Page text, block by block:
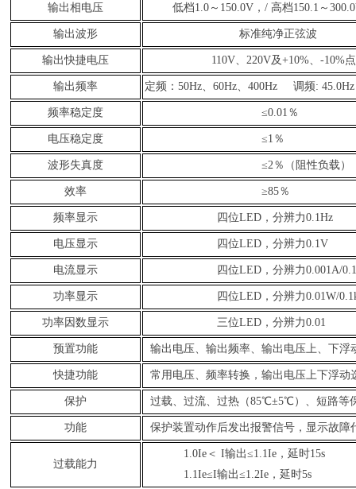
输出相 电压 低档1.0～150.0V，/ 高档150.1～
输出波形 标准纯净正弦波
输出快捷电压 110V、220V及+10%、-10%
输出频率 定频：50Hz、60Hz、400Hz 调频: 45.0Hz
频率稳定度 ≤0.01％
电压稳定度 ≤1％
波形失真度 ≤2％（阻性负载）
效率 ≥85％
频率显示 四位LED，分辨力0.1Hz
电压显示 四位LED，分辨力0.1V
电流显示 四位LED，分辨力0.001A/
功率显示 四位LED，分辨力0.01W/
功率因数显示 三位LED，分辨力0.01
预置功能 输出电压、输出频率、输出电压上、下浮
快捷功能 常用电压、频率转换，输出电压上下浮动
保护 过载、过流、过热（85℃±5℃）、短路等
功能 保护装置动作后发出报警信号，显示故障
过载能力
1.0Ie＜ I输出≤1.1Ie，延时15s
1.1Ie≤I输出≤1.2Ie，延时5s